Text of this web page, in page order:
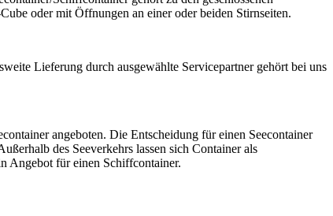
oder mit Öffnungen an einer oder beiden Stirnseiten.
Lieferung durch ausgewählte Servicepartner gehört bei uns
angeboten. Die Entscheidung für einen Seecontainer
des Seeverkehrs lassen sich Container als
Angebot für einen Schiffcontainer.